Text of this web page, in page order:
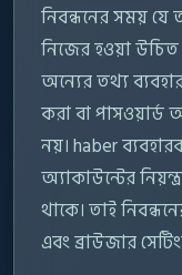
নিবন্ধনের সময় যে
নিজের হওয়া
অন্যের তথ্য
করা বা
নয়। haber
অ্যাকাউন্টের
থাকে। তাই
এবং ব্রাউজার